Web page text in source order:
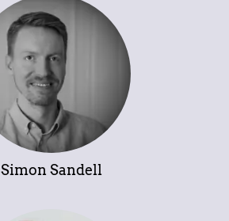
Simon Sandell